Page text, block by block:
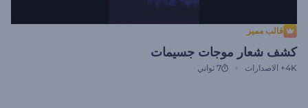
قالب مميز
كشف شعار موجات جسيمات
4K+ الاصدارات 7 ثواني